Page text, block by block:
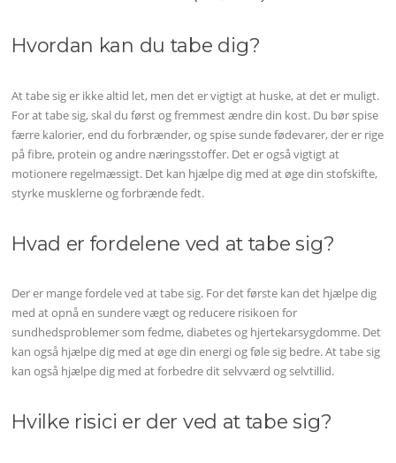
Hvordan kan du tabe dig?
At tabe sig er ikke altid let, men det er vigtigt at huske, at det er muligt.
For at tabe sig, skal du først og fremmest ændre din kost. Du bør spise
færre kalorier, end du forbrænder, og spise sunde fødevarer, der er rige
på fibre, protein og andre næringsstoffer. Det er også vigtigt at
motionere regelmæssigt. Det kan hjælpe dig med at øge din stofskifte,
styrke musklerne og forbrænde fedt.
Hvad er fordelene ved at tabe sig?
Der er mange fordele ved at tabe sig. For det første kan det hjælpe dig
med at opnå en sundere vægt og reducere risikoen for
sundhedsproblemer som fedme, diabetes og hjertekarsygdomme. Det
kan også hjælpe dig med at øge din energi og føle sig bedre. At tabe sig
kan også hjælpe dig med at forbedre dit selvværd og selvtillid.
Hvilke risici er der ved at tabe sig?